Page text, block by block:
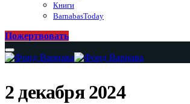
Книги
BarnabasToday
Пожертвовать
2 декабря 2024